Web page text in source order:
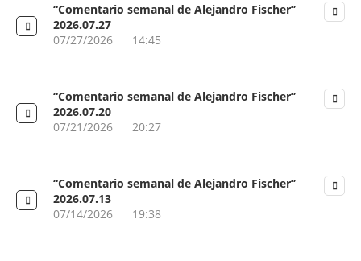
“Comentario semanal de Alejandro Fischer”
2026.07.27
07/27/2026
14:45
“Comentario semanal de Alejandro Fischer”
2026.07.20
07/21/2026
20:27
“Comentario semanal de Alejandro Fischer”
2026.07.13
07/14/2026
19:38